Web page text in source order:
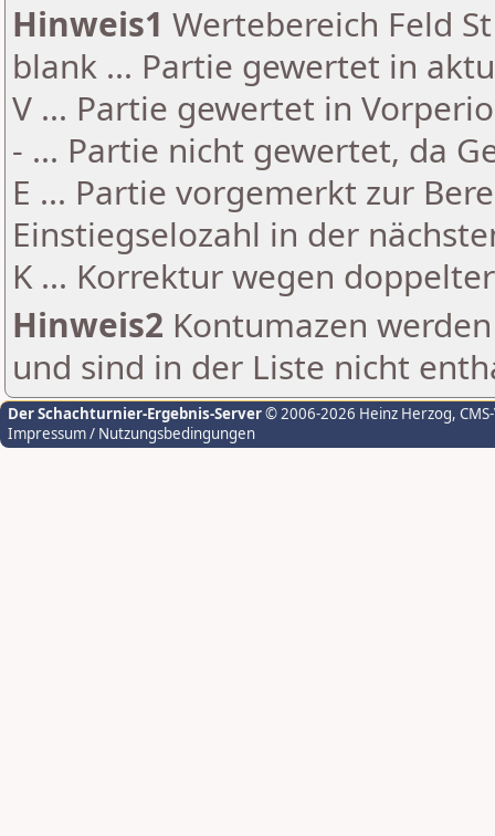
Hinweis1 Wertebereich Feld
blank ... Partie gewertet in
V ... Partie gewertet in
- ... Partie nicht gewertet, da
E ... Partie vorgemerkt zur
Einstiegselozahl in der
K ... Korrektur wegen
Hinweis2 Kontumazen
und sind in der Liste nicht
Der Schachturnier-Ergebnis-Server© 2006-2026 Heinz Herzog,
Impressum / Nutzungsbedingungen